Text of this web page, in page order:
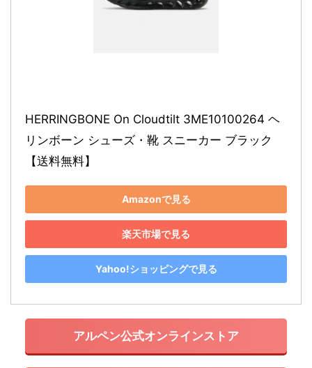
HERRINGBONE On Cloudtilt 3ME10100264 ヘ
リンボーン シューズ・靴 スニーカー ブラック
【送料無料】
Amazonで見る
楽天市場で見る
Yahoo!ショッピングで見る
アルペン公式オンラインストア